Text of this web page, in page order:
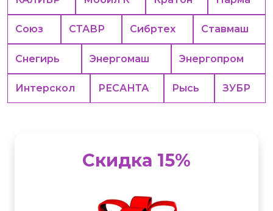
Союз СТАВР Сибртех Ставмаш
Снегирь Энергомаш Энергопром
Интерскол РЕСАНТА Рысь ЗУБР
Скидка 15%